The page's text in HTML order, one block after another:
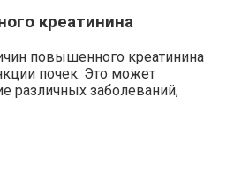
креатинина
повышенного креатинина
почек. Это может
различных заболеваний,